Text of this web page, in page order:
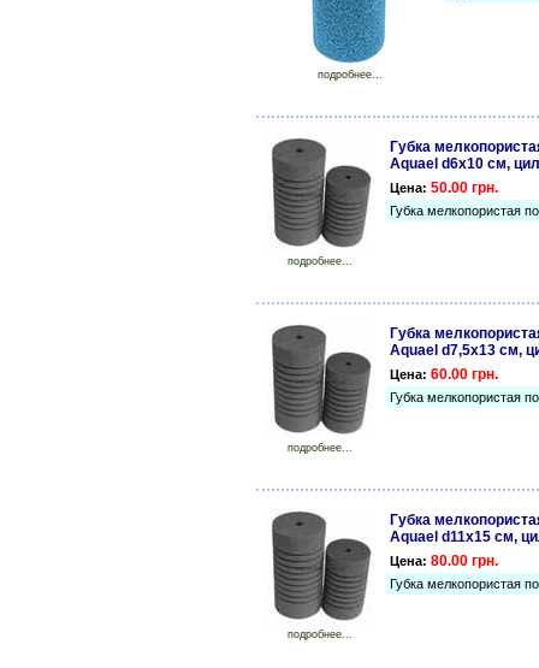
подробнее...
подробнее...
Губка
Aquael d6х10 см,
Цена: 50.00 грн.
Губка мелкопористая
подробнее...
Губка
Aquael d7,5х13 см,
Цена: 60.00 грн.
Губка мелкопористая
подробнее...
Губка
Aquael d11х15 см,
Цена: 80.00 грн.
Губка мелкопористая